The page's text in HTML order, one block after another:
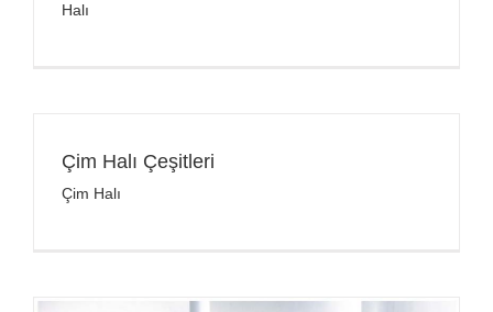
Halı
Çim Halı Çeşitleri
Çim Halı